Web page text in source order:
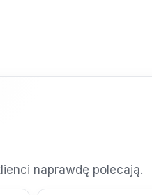
naprawdę polecają.